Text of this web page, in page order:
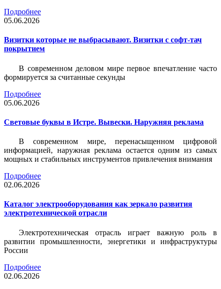
Подробнее
05.06.2026
Визитки которые не выбрасывают. Визитки с софт-тач
покрытием
В современном деловом мире первое впечатление часто
формируется за считанные секунды
Подробнее
05.06.2026
Световые буквы в Истре. Вывески. Наружняя реклама
В современном мире, перенасыщенном цифровой
информацией, наружная реклама остается одним из самых
мощных и стабильных инструментов привлечения внимания
Подробнее
02.06.2026
Каталог электрооборудования как зеркало развития
электротехнической отрасли
Электротехническая отрасль играет важную роль в
развитии промышленности, энергетики и инфраструктуры
России
Подробнее
02.06.2026